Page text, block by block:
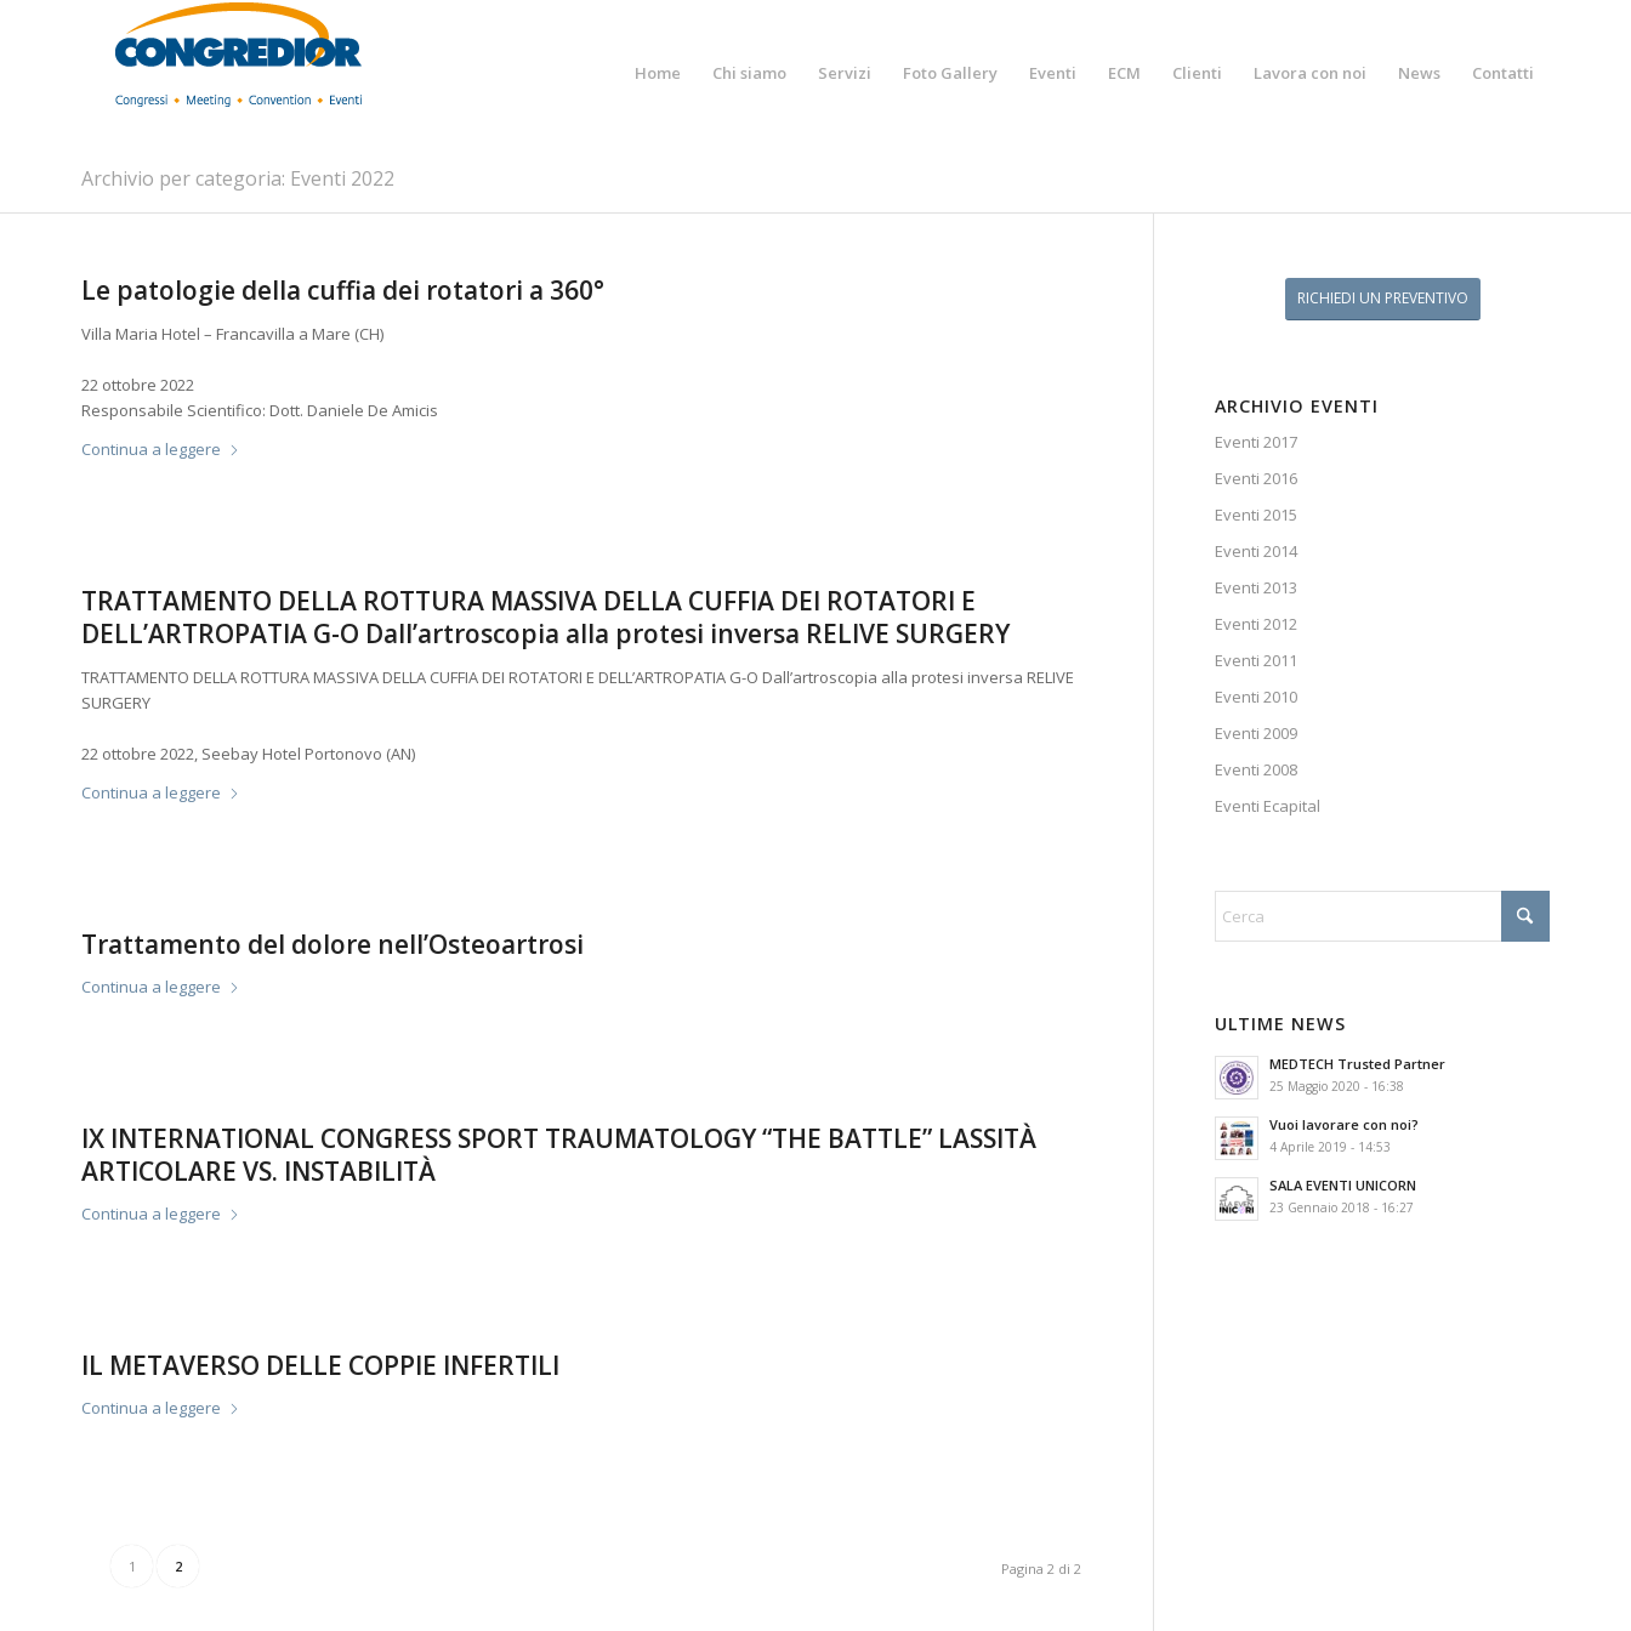
Home Chi siamo Servizi Foto Gallery Eventi ECM Clienti Lavora con noi News Contatti
Archivio per categoria: Eventi 2022
Le patologie della cuffia dei rotatori a 360°
Villa Maria Hotel – Francavilla a Mare (CH)
22 ottobre 2022
Responsabile Scientifico: Dott. Daniele De Amicis
Continua a leggere
TRATTAMENTO DELLA ROTTURA MASSIVA DELLA CUFFIA DEI ROTATORI E
DELL’ARTROPATIA G-O Dall’artroscopia alla protesi inversa RELIVE SURGERY
TRATTAMENTO DELLA ROTTURA MASSIVA DELLA CUFFIA DEI ROTATORI E DELL’ARTROPATIA G-O Dall’artroscopia alla protesi inversa RELIVE
SURGERY
22 ottobre 2022, Seebay Hotel Portonovo (AN)
Continua a leggere
Trattamento del dolore nell’Osteoartrosi
Continua a leggere
IX INTERNATIONAL CONGRESS SPORT TRAUMATOLOGY “THE BATTLE” LASSITÀ
ARTICOLARE VS. INSTABILITÀ
Continua a leggere
IL METAVERSO DELLE COPPIE INFERTILI
Continua a leggere
Pagina 2 di 2
1 2
RICHIEDI UN PREVENTIVO
ARCHIVIO EVENTI
Eventi 2017
Eventi 2016
Eventi 2015
Eventi 2014
Eventi 2013
Eventi 2012
Eventi 2011
Eventi 2010
Eventi 2009
Eventi 2008
Eventi Ecapital
ULTIME NEWS
MEDTECH Trusted Partner
25 Maggio 2020 - 16:38
Vuoi lavorare con noi?
4 Aprile 2019 - 14:53
SALA EVENTI UNICORN
23 Gennaio 2018 - 16:27